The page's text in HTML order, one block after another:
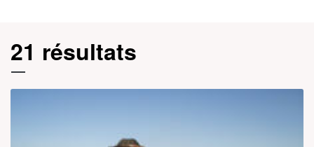
21 résultats